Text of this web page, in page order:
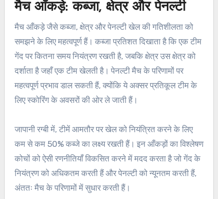
मैच आँकड़े: कब्जा, क्षेत्र और पेनल्टी
मैच आँकड़े जैसे कब्जा, क्षेत्र और पेनल्टी खेल की गतिशीलता को
समझने के लिए महत्वपूर्ण हैं। कब्जा प्रतिशत दिखाता है कि एक टीम
गेंद पर कितना समय नियंत्रण रखती है, जबकि क्षेत्र उस क्षेत्र को
दर्शाता है जहाँ एक टीम खेलती है। पेनल्टी मैच के परिणामों पर
महत्वपूर्ण प्रभाव डाल सकती हैं, क्योंकि ये अक्सर प्रतिकूल टीम के
लिए स्कोरिंग के अवसरों की ओर ले जाती हैं।
जापानी रग्बी में, टीमें आमतौर पर खेल को नियंत्रित करने के लिए
कम से कम 50% कब्जे का लक्ष्य रखती हैं। इन आँकड़ों का विश्लेषण
कोचों को ऐसी रणनीतियाँ विकसित करने में मदद करता है जो गेंद के
नियंत्रण को अधिकतम करती हैं और पेनल्टी को न्यूनतम करती हैं,
अंततः मैच के परिणामों में सुधार करती हैं।